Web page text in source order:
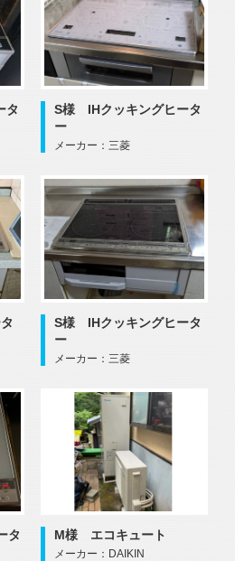
タ
S様 IHクッキングヒータ
ー
メーカー：三菱
S様 IHクッキングヒータ
ー
メーカー：三菱
タ
M様 エコキュート
メーカー：DAIKIN